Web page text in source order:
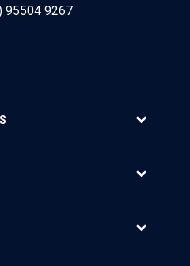
95504 9267